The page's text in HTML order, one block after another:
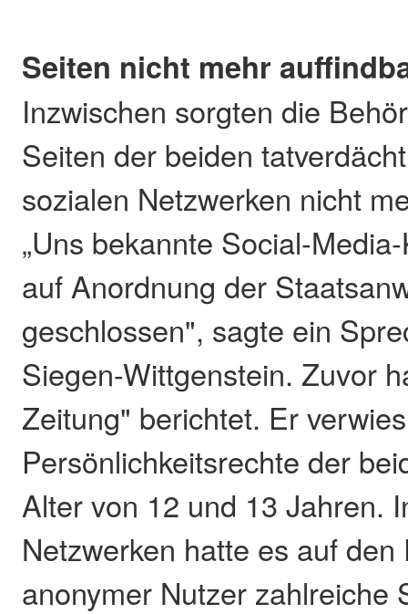
Seiten nicht mehr
Inzwischen sorgten die
Seiten der beiden
sozialen Netzwerken nicht
„Uns bekannte Social-
auf Anordnung der
geschlossen", sagte ein
Siegen-Wittgenstein. Zuvor
Zeitung" berichtet. Er
Persönlichkeitsrechte der
Alter von 12 und 13 Jahren.
Netzwerken hatte es auf
anonymer Nutzer zahlreiche